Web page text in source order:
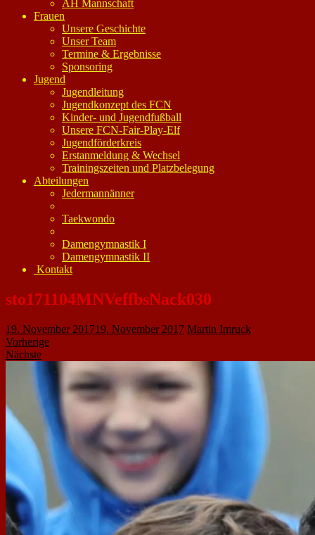
AH Mannschaft
Frauen
Unsere Geschichte
Unser Team
Termine & Ergebnisse
Sponsoring
Jugend
Jugendleitung
Jugendkonzept des FCN
Kinder- und Jugendfußball
Unsere FCN-Fair-Play-Elf
Jugendförderkreis
Erstanmeldung & Wechsel
Trainingszeiten und Platzbelegung
Abteilungen
Jedermannänner
Taekwondo
Damengymnastik I
Damengymnastik II
Kontakt
sto171104MNVeffbsNack030
19. November 201719. November 2017 Martin Imruck
Vorherige
Nächste